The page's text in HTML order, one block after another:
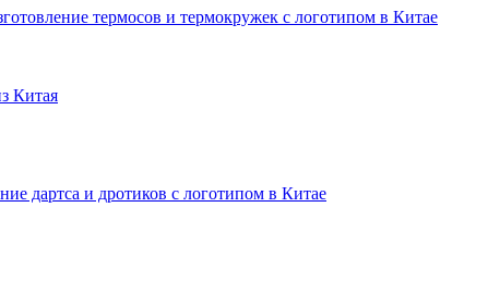
термосов и термокружек с логотипом в Китае
Китая
дартса и дротиков с логотипом в Китае